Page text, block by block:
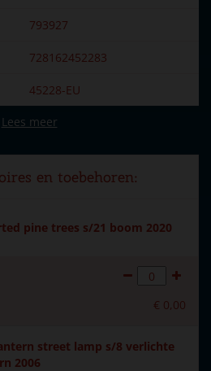
793927
728162452283
45228-EU
Lemax
Vail Village
Bebouwing
2024
Ja
Lees meer
en toebehoren:
pine trees s/21 boom 2020
€ 0,00
street lamp s/8 verlichte
2006